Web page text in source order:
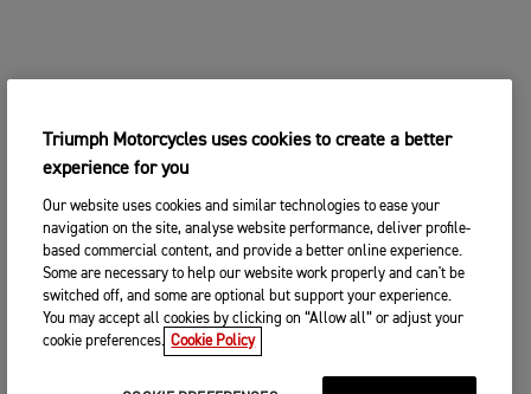
Triumph Motorcycles uses cookies to create a better
experience for you
Our website uses cookies and similar technologies to ease your
navigation on the site, analyse website performance, deliver profile-
based commercial content, and provide a better online experience.
Some are necessary to help our website work properly and can't be
switched off, and some are optional but support your experience.
You may accept all cookies by clicking on “Allow all” or adjust your
cookie preferences. Cookie Policy